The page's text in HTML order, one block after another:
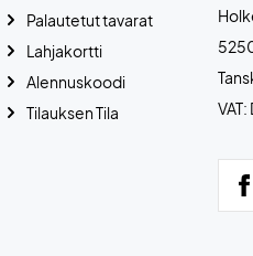
Palautetut tavarat
Lahjakortti
Alennuskoodi
Tilauksen Tila